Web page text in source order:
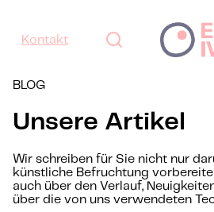
Kontakt
BLOG
Unsere Artikel
Wir schreiben für Sie nicht nur
künstliche Befruchtung
auch über den Verlauf,
über die von uns verwendeten